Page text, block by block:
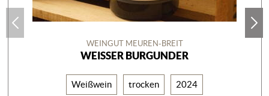
WEINGUT MEUREN-BREIT
WEISSER BURGUNDER
Weißwein trocken 2024